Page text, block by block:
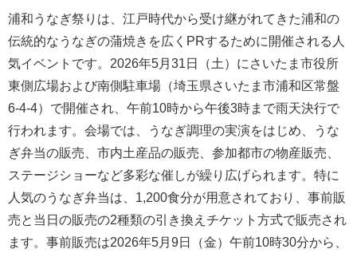
浦和うなぎ祭りは、江戸時代から受け継がれてきた浦和の
伝統的なうなぎの蒲焼きを広くPRするために開催される人
気イベントです。2026年5月31日（土）にさいたま市役所
東側広場および南側駐車場（埼玉県さいたま市浦和区常盤
6-4-4）で開催され、午前10時から午後3時まで雨天決行で
行われます。会場では、うなぎ調理の実演をはじめ、うな
ぎ弁当の販売、市内土産品の販売、参加都市の物産販売、
ステージショーなど多彩な催しが繰り広げられます。特に
人気のうなぎ弁当は、1,200食分が用意されており、事前販
売と当日の販売の2種類の引き換えチケット方式で販売され
ます。事前販売は2026年5月9日（金）午前10時30分から、